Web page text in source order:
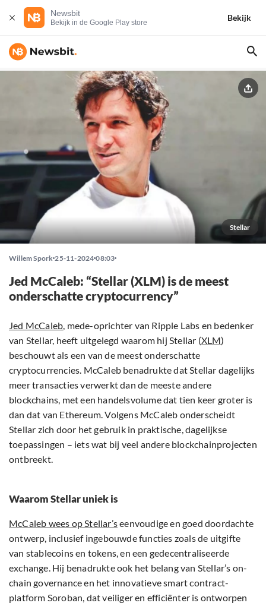
Newsbit
Bekijk in de Google Play store
Bekijk
Stellar
Willem Spork 25-11-2024 08:03
Jed McCaleb: “Stellar (XLM) is de meest
onderschatte cryptocurrency”
Jed McCaleb, mede-oprichter van Ripple Labs en bedenker
van Stellar, heeft uitgelegd waarom hij Stellar (XLM)
beschouwt als een van de meest onderschatte
cryptocurrencies. McCaleb benadrukte dat Stellar dagelijks
meer transacties verwerkt dan de meeste andere
blockchains, met een handelsvolume dat tien keer groter is
dan dat van Ethereum. Volgens McCaleb onderscheidt
Stellar zich door het gebruik in praktische, dagelijkse
toepassingen – iets wat bij veel andere blockchainprojecten
ontbreekt.
Waarom Stellar uniek is
McCaleb wees op Stellar’seenvoudige en goed doordachte
ontwerp, inclusief ingebouwde functies zoals de uitgifte
van stablecoins en tokens, en een gedecentraliseerde
exchange. Hij benadrukte ook het belang van Stellar’s on-
chain governance en het innovatieve smart contract-
platform Soroban, dat veiliger en efficiënter is ontworpen